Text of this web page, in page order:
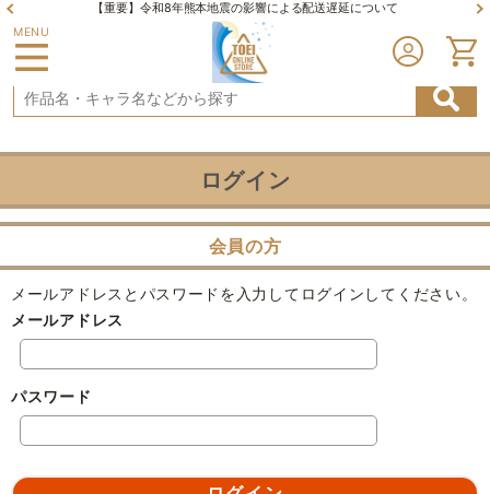
【重要】令和8年熊本地震の影響による配送遅延について
MENU
ログイン
会員の方
メールアドレスとパスワードを入力してログインしてください。
メールアドレス
パスワード